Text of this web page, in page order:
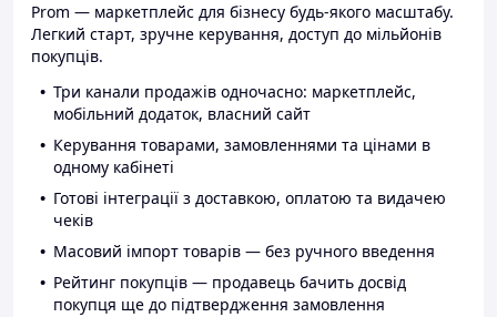
Prom — маркетплейс для бізнесу будь-якого масштабу.
Легкий старт, зручне керування, доступ до мільйонів
покупців.
Три канали продажів одночасно: маркетплейс,
мобільний додаток, власний сайт
Керування товарами, замовленнями та цінами в
одному кабінеті
Готові інтеграції з доставкою, оплатою та видачею
чеків
Масовий імпорт товарів — без ручного введення
Рейтинг покупців — продавець бачить досвід
покупця ще до підтвердження замовлення